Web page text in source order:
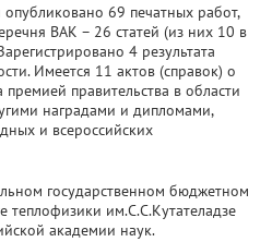
69 печатных работ,
ВАК – 26 статей (из них 10 в
4 результата
Имеется 11 актов (справок) о
правительства в области
наградами и дипломами,
и всероссийских
государственном бюджетном
теплофизики им.С.С.Кутателадзе
академии наук.